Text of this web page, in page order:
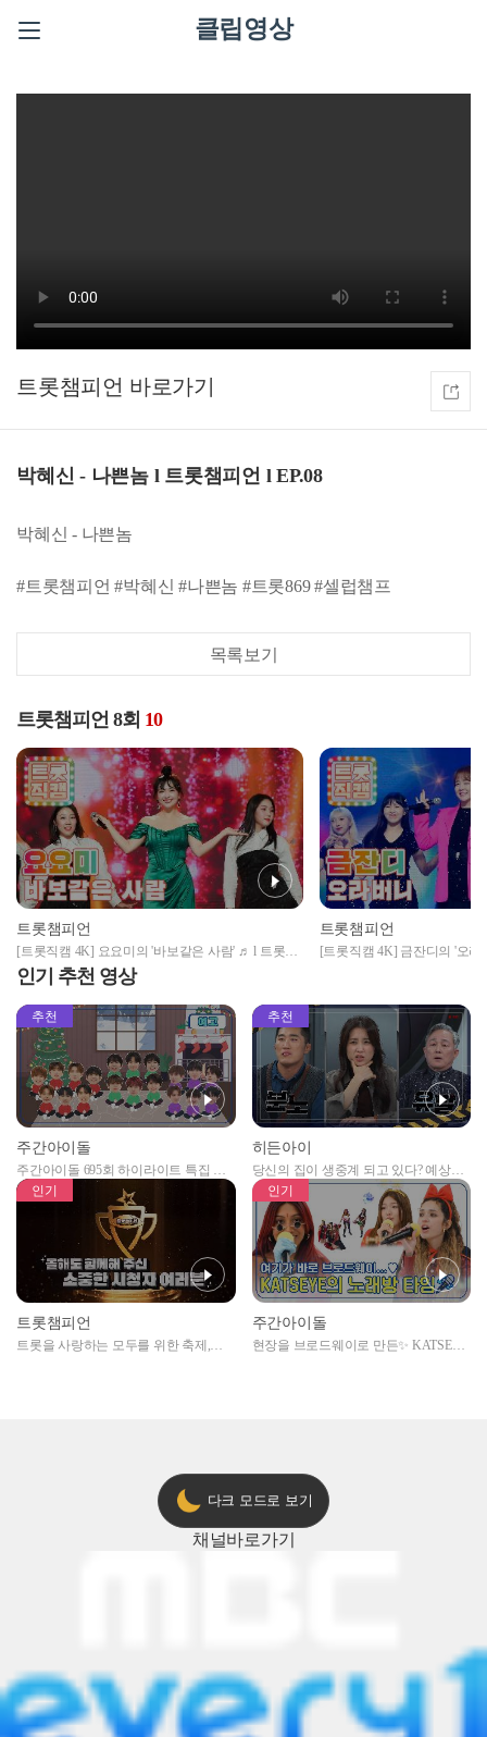
클립영상
트롯챔피언
박혜신 - 나쁜놈 l 트롯챔피언 l EP.08
박혜신 - 나쁜놈
#트롯챔피언 #박혜신 #나쁜놈 #트롯869 #셀럽챔프
목록보기
트롯챔피언 8회 10
트롯챔피언
[트롯직캠 4K] 요요미의 '바보같은 사람' ♬ l 트롯챔
피언 l EP.08
트롯챔피언
[트롯직캠 4K] 금잔디의 '오
인기 추천 영상
추천
주간아이돌
주간아이돌 695회 하이라이트 특집 남
자아이돌편 예고
추천
히든아이
당신의 집이 생중계 되고 있다? 예상치
못한 곳에서 일어나는 불법촬영 범죄!
인기
트롯챔피언
트롯을 사랑하는 모두를 위한 축제,
인기
주간아이돌
현장을 브로드웨이로 만든✨ KATSEYE
다크 모드로 보기
채널바로가기